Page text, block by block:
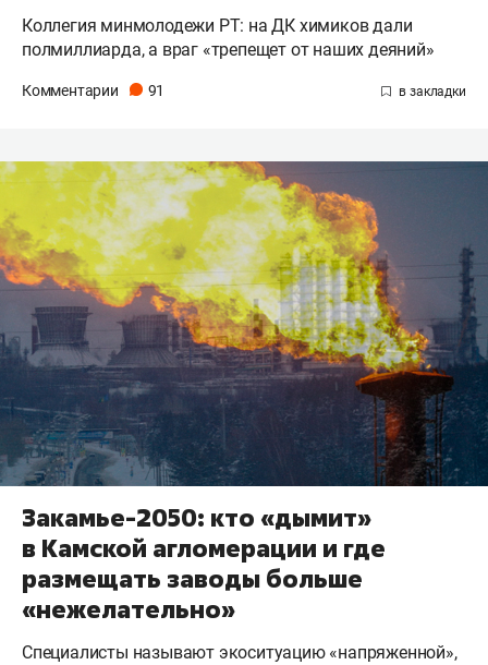
Коллегия минмолодежи РТ: на ДК химиков дали
полмиллиарда, а враг «трепещет от наших деяний»
Комментарии 91
Закамье-2050: кто «дымит»
в Камской агломерации и где
размещать заводы больше
«нежелательно»
Специалисты называют экоситуацию «напряженной»,